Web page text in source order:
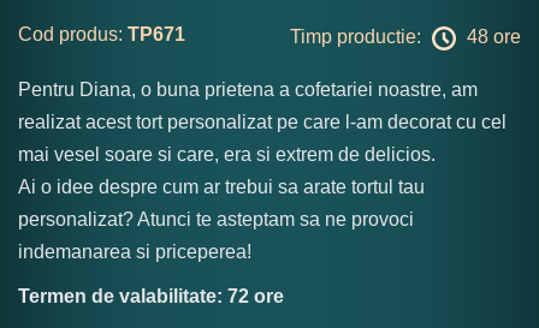
Cod produs: TP671 Timp productie: 48 ore
Pentru Diana, o buna prietena a cofetariei noastre, am
realizat acest tort personalizat pe care l-am decorat cu cel
mai vesel soare si care, era si extrem de delicios.
Ai o idee despre cum ar trebui sa arate tortul tau
personalizat? Atunci te asteptam sa ne provoci
indemanarea si priceperea!
Termen de valabilitate: 72 ore